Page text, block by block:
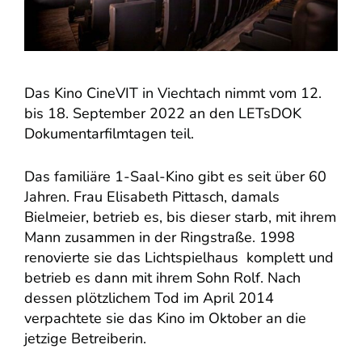
Das Kino CineVIT in Viechtach nimmt vom 12.
bis 18. September 2022 an den LETsDOK
Dokumentarfilmtagen teil.
Das familiäre 1-Saal-Kino gibt es seit über 60
Jahren. Frau Elisabeth Pittasch, damals
Bielmeier, betrieb es, bis dieser starb, mit ihrem
Mann zusammen in der Ringstraße. 1998
renovierte sie das Lichtspielhaus komplett und
betrieb es dann mit ihrem Sohn Rolf. Nach
dessen plötzlichem Tod im April 2014
verpachtete sie das Kino im Oktober an die
jetzige Betreiberin.